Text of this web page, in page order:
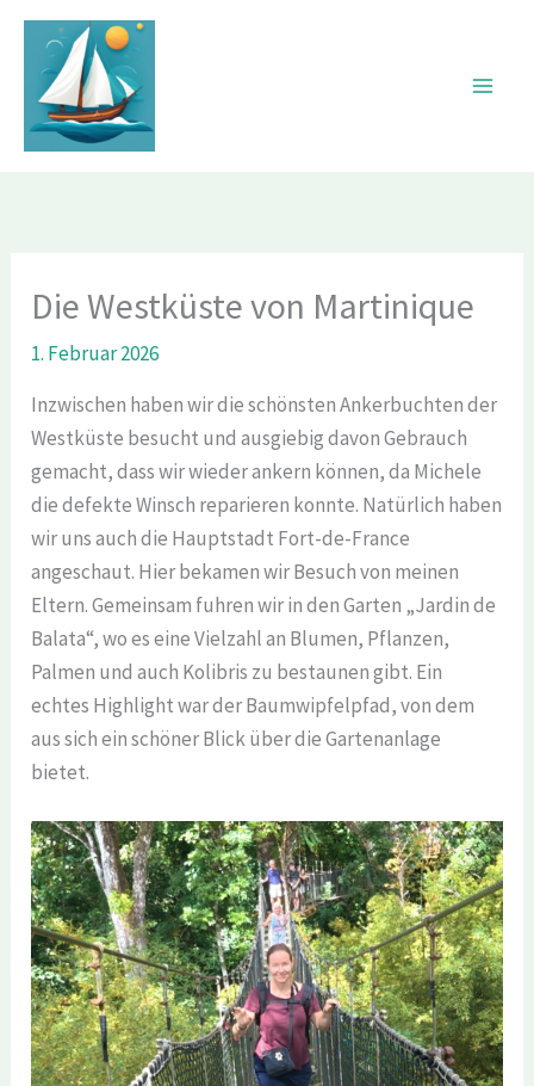
Zum
Inhalt
springen
Die Westküste von Martinique
1. Februar 2026
Inzwischen haben wir die schönsten Ankerbuchten der
Westküste besucht und ausgiebig davon Gebrauch
gemacht, dass wir wieder ankern können, da Michele
die defekte Winsch reparieren konnte. Natürlich haben
wir uns auch die Hauptstadt Fort-de-France
angeschaut. Hier bekamen wir Besuch von meinen
Eltern. Gemeinsam fuhren wir in den Garten „Jardin de
Balata“, wo es eine Vielzahl an Blumen, Pflanzen,
Palmen und auch Kolibris zu bestaunen gibt. Ein
echtes Highlight war der Baumwipfelpfad, von dem
aus sich ein schöner Blick über die Gartenanlage
bietet.